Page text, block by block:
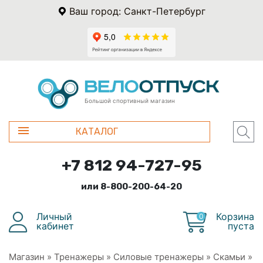
Ваш город: Санкт-Петербург
Большой спортивный магазин
КАТАЛОГ
+7 812 94-727-95
или 8-800-200-64-20
Личный
кабинет
0
Корзина
пуста
Магазин » Тренажеры » Силовые тренажеры » Скамьи »